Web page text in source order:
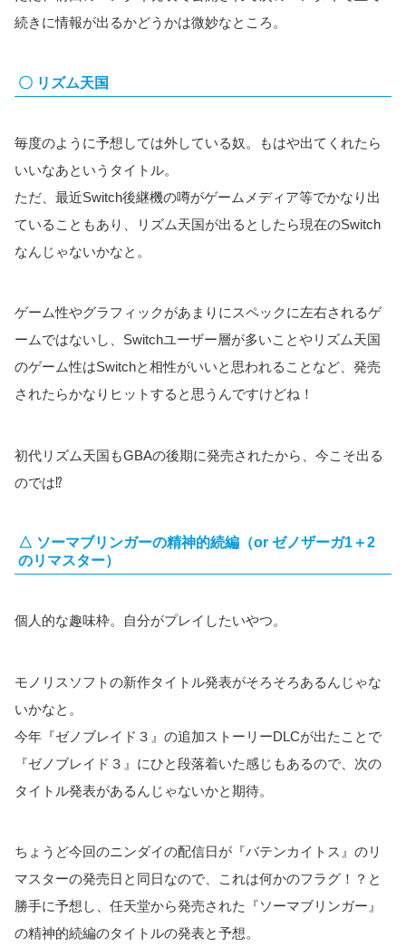
続きに情報が出るかどうかは微妙なところ。
〇 リズム天国
毎度のように予想しては外している奴。もはや出てくれたら
いいなあというタイトル。
ただ、最近Switch後継機の噂がゲームメディア等でかなり出
ていることもあり、リズム天国が出るとしたら現在のSwitch
なんじゃないかなと。
ゲーム性やグラフィックがあまりにスペックに左右されるゲ
ームではないし、Switchユーザー層が多いことやリズム天国
のゲーム性はSwitchと相性がいいと思われることなど、発売
されたらかなりヒットすると思うんですけどね！
初代リズム天国もGBAの後期に発売されたから、今こそ出る
のでは⁉
△ ソーマブリンガーの精神的続編（or ゼノザーガ1＋2
のリマスター）
個人的な趣味枠。自分がプレイしたいやつ。
モノリスソフトの新作タイトル発表がそろそろあるんじゃな
いかなと。
今年『ゼノブレイド３』の追加ストーリーDLCが出たことで
『ゼノブレイド３』にひと段落着いた感じもあるので、次の
タイトル発表があるんじゃないかと期待。
ちょうど今回のニンダイの配信日が『バテンカイトス』のリ
マスターの発売日と同日なので、これは何かのフラグ！？と
勝手に予想し、任天堂から発売された『ソーマブリンガー』
の精神的続編のタイトルの発表と予想。